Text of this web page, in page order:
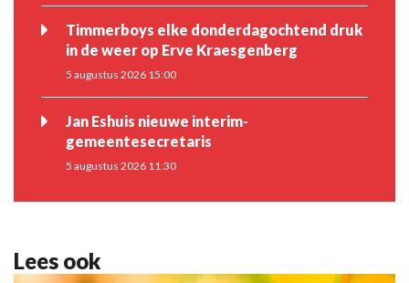
Timmerboys elke donderdagochtend druk
in de weer op Erve Kraesgenberg
5 augustus 2026 15:00
Jan Eshuis nieuwe interim-
gemeentesecretaris
5 augustus 2026 11:30
Lees ook